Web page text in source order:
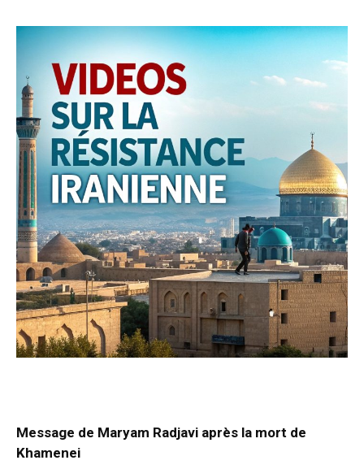
Message de Maryam Radjavi après la mort de
Khamenei